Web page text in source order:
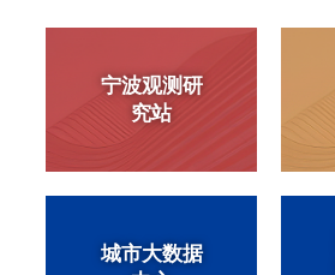
宁波观测研
究站
城市大数据